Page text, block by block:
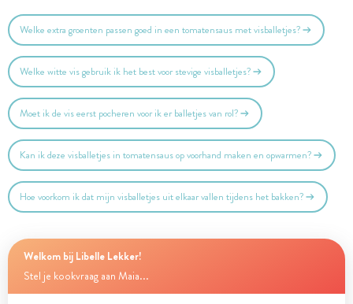
Welke extra groenten passen goed in een tomatensaus met visballetjes?
Welke witte vis gebruik ik het best voor stevige visballetjes?
Moet ik de vis eerst pocheren voor ik er balletjes van rol?
Kan ik deze visballetjes in tomatensaus op voorhand maken en opwarmen?
Hoe voorkom ik dat mijn visballetjes uit elkaar vallen tijdens het bakken?
Welkom bij Libelle Lekker!
Stel je kookvraag aan Maia...